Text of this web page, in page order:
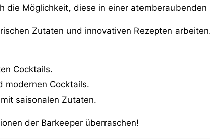
Möglichkeit, diese in einer atemberaubenden
Zutaten und innovativen Rezepten
Cocktails.
modernen Cocktails.
saisonalen Zutaten.
der Barkeeper überraschen!